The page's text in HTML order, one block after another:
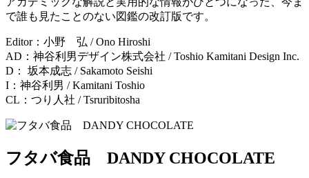
で誰も見たことのない図鑑の改訂版です。
Editor：小野 弘 / Ono Hiroshi
AD：神谷利男デザイン株式会社 / Toshio Kamitani Design Inc.
D： 坂本成志 / Sakamoto Seishi
I：神谷利男 / Kamitani Toshio
CL：つり人社 / Tsruribitosha
フタバ食品 DANDY CHOCOLATE